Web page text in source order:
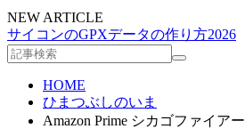
NEW ARTICLE
サイコンのGPXデータの作り方2026
HOME
ひまつぶしのいま
Amazon Prime シカゴファイアー